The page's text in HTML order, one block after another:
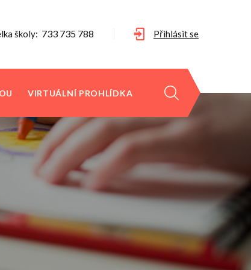
školy: 733 735 788 Přihlásit se
VIRTUÁLNÍ PROHLÍDKA